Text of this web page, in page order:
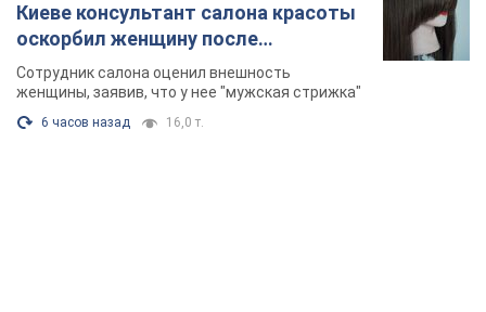
Киеве консультант салона красоты
оскорбил женщину после
химиотерапии, разгорелся скандал.
Фото
Сотрудник салона оценил внешность
женщины, заявив, что у нее "мужская стрижка"
6 часов назад 16,0 т.